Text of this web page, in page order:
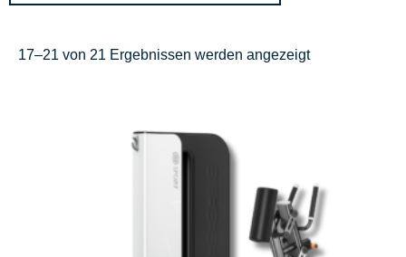
17–21 von 21 Ergebnissen werden angezeigt